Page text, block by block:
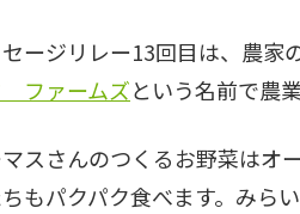
ージリレー13回目は、農家
ファームズという名前で農
マスさんのつくるお野菜はオ
もパクパク食べます。みら